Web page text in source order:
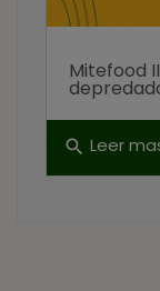
Mitefood
search Leer